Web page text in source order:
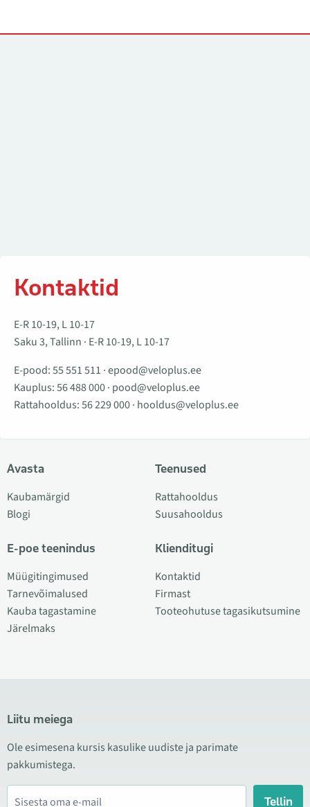
Kontaktid
E-R 10-19, L 10-17
Saku 3, Tallinn · E-R 10-19, L 10-17
E-pood:55 551 511 ·epood@veloplus.ee
Kauplus:56 488 000· pood@veloplus.ee
Rattahooldus:56 229 000· hooldus@veloplus.ee
Avasta
Kaubamärgid
Blogi
E-poe teenindus
Müügitingimused
Tarnevõimalused
Kauba tagastamine
Järelmaks
Teenused
Rattahooldus
Suusahooldus
Klienditugi
Kontaktid
Firmast
Tooteohutuse tagasikutsumine
Liitu meiega
Ole esimesena kursis kasulike uudiste ja parimate
pakkumistega.
Tellin